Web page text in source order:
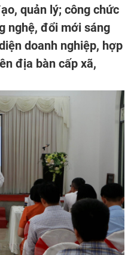
quản lý; công chức
nghệ, đổi mới sáng
doanh nghiệp, hợp
địa bàn cấp xã,